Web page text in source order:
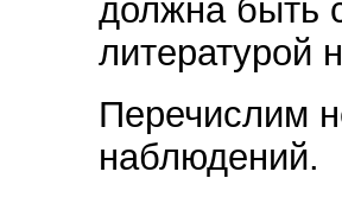
должна быть
литературой
Перечислим
наблюдений.